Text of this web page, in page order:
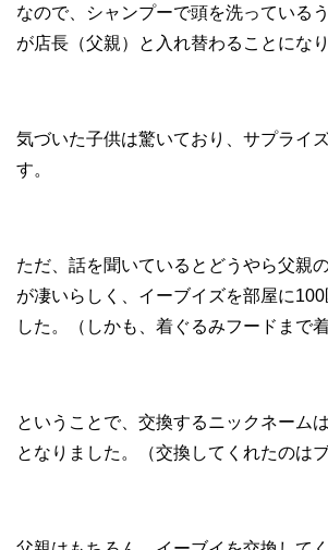
なので、シャンプーで頭を洗っている
が店長（父親）と入れ替わることになり
気づいた子供は驚いており、サプライ
す。
ただ、話を聞いているとどうやら父親
が凄いらしく、イーブイズを部屋に
した。（しかも、着ぐるみフードまで
ということで、交換するニックネーム
となりました。（交換してくれたのは